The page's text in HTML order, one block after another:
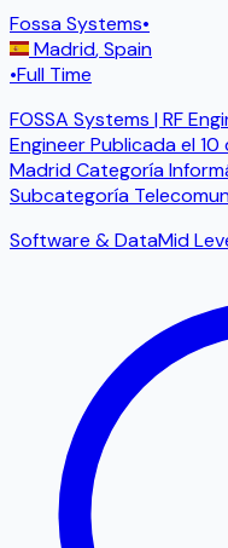
Fossa Systems•
Madrid,Spain
•Full Time
FOSSA Systems | RF
Engineer Publicada el
Madrid Categoría
Subcategoría
Software & DataMid